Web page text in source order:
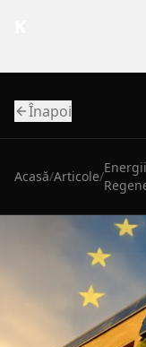
Înapoi
Acasă/Articole/
Energii